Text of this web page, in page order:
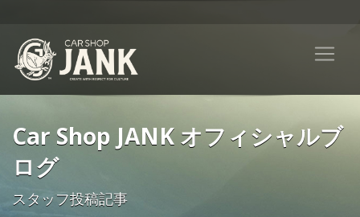
Car Shop JANK オフィシャルブ
ログ
スタッフ投稿記事